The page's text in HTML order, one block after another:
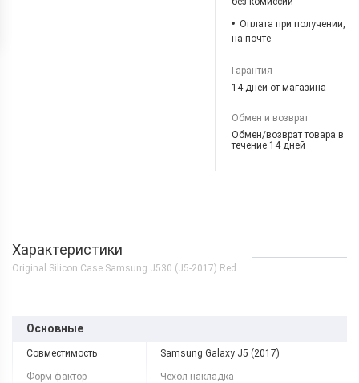
Оплата при получении,
на почте
Гарантия
14 дней от магазина
Обмен и возврат
Обмен/возврат товара в
течение 14 дней
Характеристики
Original Silicon Case Samsung J530 (J5-2017) Red
Основные
Совместимость Samsung Galaxy J5 (2017)
Форм-фактор Чехол-накладка